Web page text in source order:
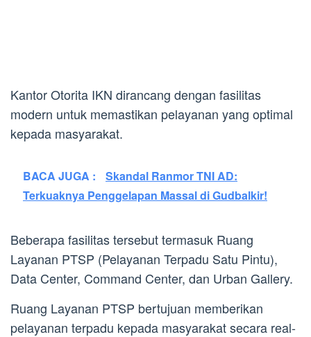
Kantor Otorita IKN dirancang dengan fasilitas
modern untuk memastikan pelayanan yang optimal
kepada masyarakat.
BACA JUGA :
Skandal Ranmor TNI AD:
Terkuaknya Penggelapan Massal di Gudbalkir!
Beberapa fasilitas tersebut termasuk Ruang
Layanan PTSP (Pelayanan Terpadu Satu Pintu),
Data Center, Command Center, dan Urban Gallery.
Ruang Layanan PTSP bertujuan memberikan
pelayanan terpadu kepada masyarakat secara real-